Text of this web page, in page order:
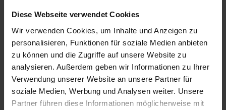
Diese Webseite verwendet Cookies
Wir verwenden Cookies, um Inhalte und Anzeigen zu
personalisieren, Funktionen für soziale Medien anbieten
zu können und die Zugriffe auf unsere Website zu
analysieren. Außerdem geben wir Informationen zu Ihrer
Verwendung unserer Website an unsere Partner für
soziale Medien, Werbung und Analysen weiter. Unsere
Partner führen diese Informationen möglicherweise mit